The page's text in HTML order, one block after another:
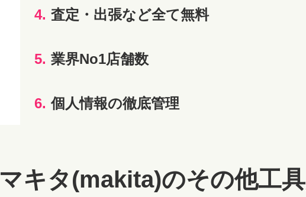
4. 査定・出張など全て無料
5. 業界No1店舗数
6. 個人情報の徹底管理
マキタ(makita)のその他工具